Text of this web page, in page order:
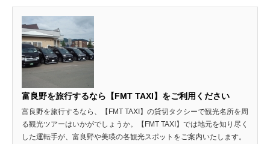
富良野を旅行するなら【FMT TAXI】をご利用ください
富良野を旅行するなら、【FMT TAXI】の貸切タクシーで観光名所を周
る観光ツアーはいかがでしょうか。【FMT TAXI】では地元を知り尽く
した運転手が、富良野や美瑛の各観光スポットをご案内いたします。